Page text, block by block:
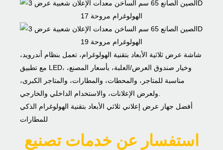
شاشة عرض ثلاثية الأبعاد بتقنية الهولوغرام، تعمل بنظام أندرويد،
مع تطبيق LED، وخيار صندوق العرض/العلبة، بأسعار المصنع،
مناسبة للمتاجر، والمحطات، والمطارات، والمتاجر الكبرى،
أفضل جهاز عرض إعلاني ثلاثي الأبعاد بتقنية الهولوغرام الذكي
للمطارات
استفسار عن خدمات تصنيع